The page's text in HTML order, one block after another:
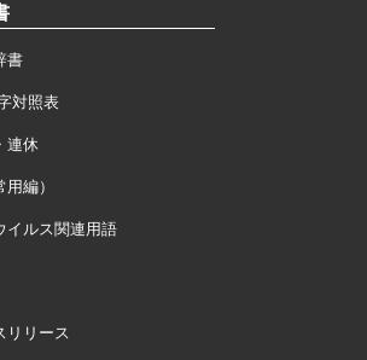
書
対照表
連休
編）
イルス関連用語
リリース